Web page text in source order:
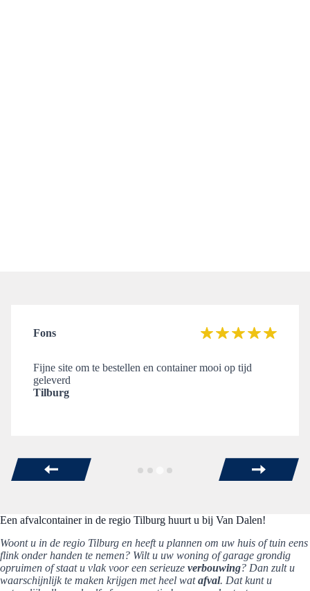
Fons
Fijne site om te bestellen en container mooi op tijd
geleverd
Tilburg
Een afvalcontainer in de regio Tilburg huurt u bij Van Dalen!
Woont u in de regio Tilburg en heeft u plannen om uw huis of tuin eens
flink onder handen te nemen? Wilt u uw woning of garage grondig
opruimen of staat u vlak voor een serieuze verbouwing? Dan zult u
waarschijnlijk te maken krijgen met heel watafval. Dat kunt u